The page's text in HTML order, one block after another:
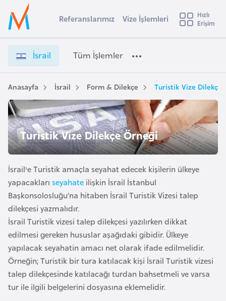
Ülke Seçimi
Başvuru yapmak istediğiniz ülkeyi seçin
Üye
Girişi
s
i
V
i
z
e
İ
ş
l
e
m
l
e
e
t
i
ş
i
Referanslarımız Vize İşlemleri
Hızlı
Erişim
İsrail Tüm İşlemler
Anasayfa İsrail Form & Dilekçe Turistik Vize Dilekçe
Turistik Vize Dilekçe Örneği
İsrail'e Turistik amaçla seyahat edecek kişilerin ülkeye
yapacakları seyahate ilişkin İsrail İstanbul
Başkonsolosluğu’na hitaben İsrail Turistik Vizesi talep
dilekçesi yazmalıdır.
İsrail Turistik vizesi talep dilekçesi yazılırken dikkat
edilmesi gereken hususlar aşağıdaki gibidir. Ülkeye
yapılacak seyahatin amacı net olarak ifade edilmelidir.
Örneğin; Turistik bir tura katılacak kişi İsrail Turistik vizesi
talep dilekçesinde katılacağı turdan bahsetmeli ve varsa
tur ile ilgili belgelerini dosyasına eklemelidir.
s
t
r
a
A
v
u
u
r
a
A
z
e